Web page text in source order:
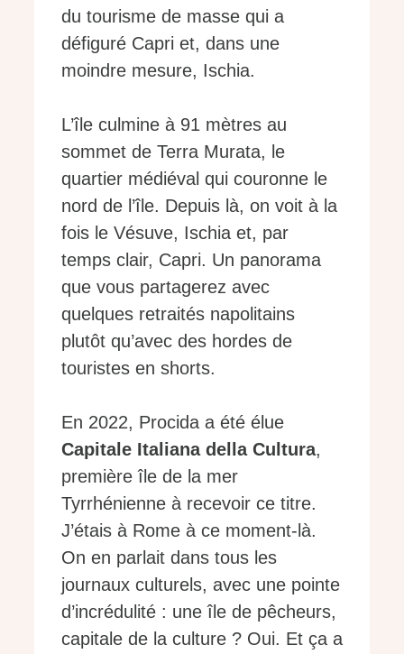
du tourisme de masse qui a
défiguré Capri et, dans une
moindre mesure, Ischia.
L’île culmine à 91 mètres au
sommet de Terra Murata, le
quartier médiéval qui couronne le
nord de l’île. Depuis là, on voit à la
fois le Vésuve, Ischia et, par
temps clair, Capri. Un panorama
que vous partagerez avec
quelques retraités napolitains
plutôt qu’avec des hordes de
touristes en shorts.
En 2022, Procida a été élue
Capitale Italiana della Cultura,
première île de la mer
Tyrrhénienne à recevoir ce titre.
J’étais à Rome à ce moment-là.
On en parlait dans tous les
journaux culturels, avec une pointe
d’incrédulité : une île de pêcheurs,
capitale de la culture ? Oui. Et ça a